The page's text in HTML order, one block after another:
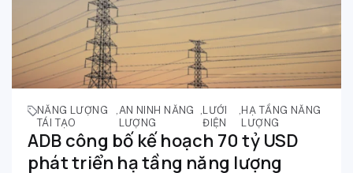
NĂNG LƯỢNG
TÁI TẠO
,AN NINH NĂNG
LƯỢNG
, LƯỚI
ĐIỆN
, HẠ TẦNG NĂNG
LƯỢNG
ADB công bố kế hoạch 70 tỷ USD
phát triển hạ tầng năng lượng